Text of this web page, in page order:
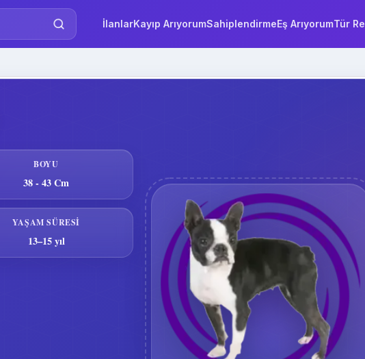
İlanlarKayıp ArıyorumSahiplendirmeEş ArıyorumTür
BOYU
38 - 43 Cm
YAŞAM SÜRESI
13–15 yıl